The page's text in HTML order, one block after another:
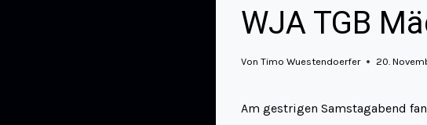
WJA TGB
Von Timo Wuestendoerfer 20.
Am gestrigen Samstagabend